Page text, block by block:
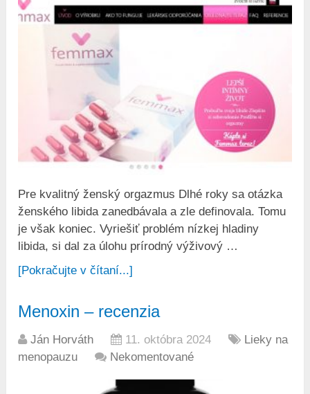
Pre kvalitný ženský orgazmus Dlhé roky sa otázka
ženského libida zanedbávala a zle definovala. Tomu
je však koniec. Vyriešiť problém nízkej hladiny
libida, si dal za úlohu prírodný výživový …
[Pokračujte v čítaní...]
Menoxin – recenzia
Ján Horváth 11. októbra 2024
Lieky na
menopauzu
Nekomentované